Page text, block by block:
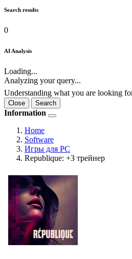
Search results
0
AI Analysis
Loading...
Analyzing your query...
Understanding what you are looking
Close Search
Information
Home
Software
Игры для PC
Republique: +3 трейнер